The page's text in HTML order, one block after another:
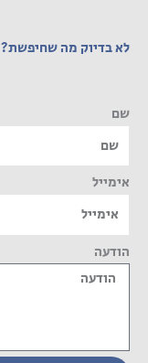
לא בדיוק מה שחיפשת?
שם
אימייל
הודעה